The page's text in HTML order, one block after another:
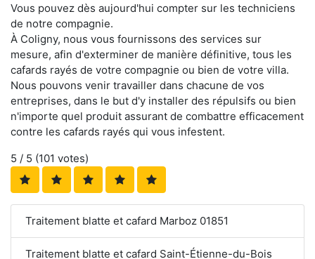
Vous pouvez dès aujourd'hui compter sur les techniciens
de notre compagnie.
À Coligny, nous vous fournissons des services sur
mesure, afin d'exterminer de manière définitive, tous les
cafards rayés de votre compagnie ou bien de votre villa.
Nous pouvons venir travailler dans chacune de vos
entreprises, dans le but d'y installer des répulsifs ou bien
n'importe quel produit assurant de combattre efficacement
contre les cafards rayés qui vous infestent.
5 / 5 (101 votes)
Traitement blatte et cafard Marboz 01851
Traitement blatte et cafard Saint-Étienne-du-Bois